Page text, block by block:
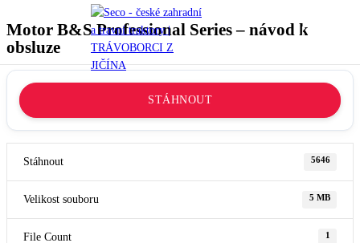
Motor B&S Professional Series – návod k
obsluze
STÁHNOUT
Stáhnout 5646
Velikost souboru 5 MB
File Count 1